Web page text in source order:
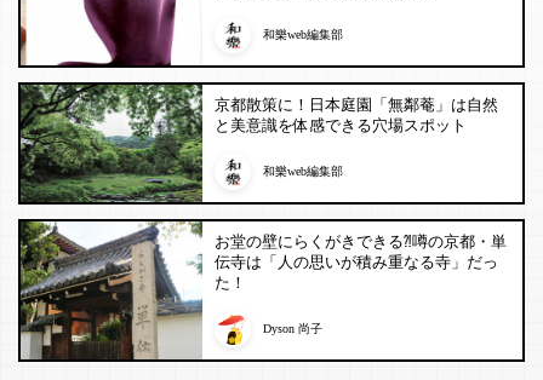
和樂web編集部
京都散策に！日本庭園「無鄰菴」は自然
と美意識を体感できる穴場スポット
和樂web編集部
お堂の壁にらくがきできる⁈噂の京都・単
伝寺は「人の思いが積み重なる寺」だっ
た！
Dyson 尚子